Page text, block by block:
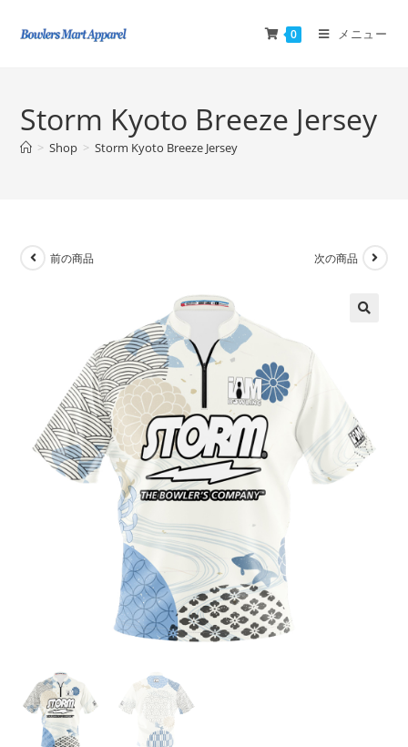
0 メニュー
Storm Kyoto Breeze Jersey
> Shop > Storm Kyoto Breeze Jersey
前の商品 次の商品